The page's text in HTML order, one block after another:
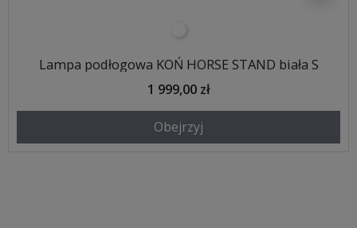
Lampa podłogowa KOŃ HORSE STAND biała S
1 999,00 zł
Obejrzyj